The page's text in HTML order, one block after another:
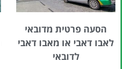
הסעה פרטית מדובאי
לאבו דאבי או מאבו דאבי
לדובאי